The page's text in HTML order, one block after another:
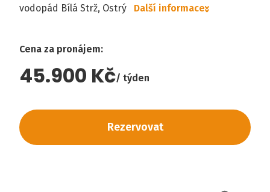
vodopád Bílá Strž, Ostrý
Další informace
Cena za pronájem:
45.900 Kč týden
Rezervovat